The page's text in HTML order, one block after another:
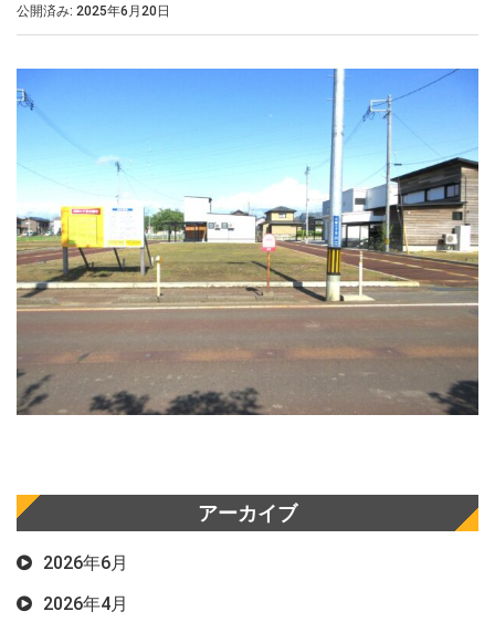
公開済み: 2025年6月20日
アーカイブ
2026年6月
2026年4月